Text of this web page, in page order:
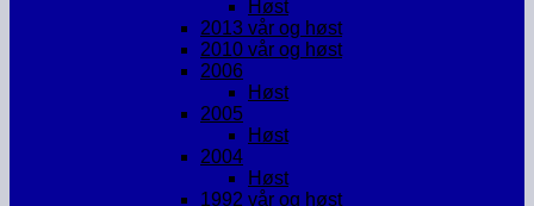
Høst
2013 vår og høst
2010 vår og høst
2006
Høst
2005
Høst
2004
Høst
1992 vår og høst